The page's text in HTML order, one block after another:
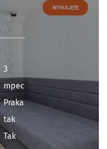
3
mpec
Praka
tak
Tak